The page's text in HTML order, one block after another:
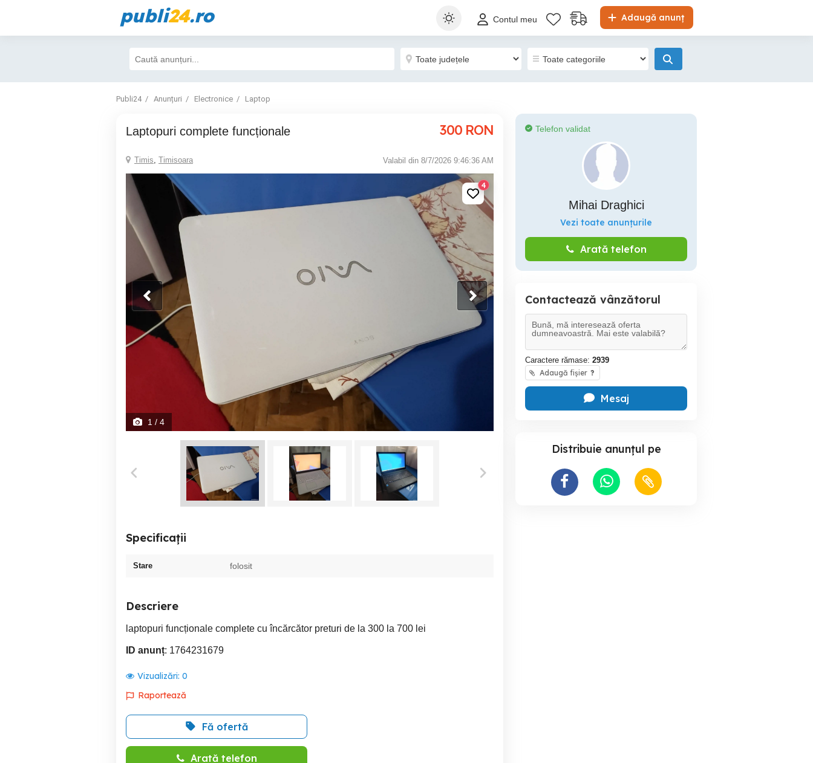
publi24.ro Adaugă anunț
Contul meu
Publi24 Anunțuri Electronice Laptop
laptopuri complete funcționale 300 RON
Timis, Timisoara Valabil din 8/7/2026 9:46:36 AM
4
1 / 4
Specificații
Stare folosit
Descriere
laptopuri funcționale complete cu încărcător preturi de la 300 la 700 lei
ID anunț: 1764231679
Vizualizări: 0
Raportează
Fă ofertă
Arată telefon
Telefon validat
Mihai Draghici
Vezi toate anunțurile
Arată telefon
Contactează vânzătorul
Caractere rămase: 2939
Adaugă fișier ?
Mesaj
Distribuie anunțul pe